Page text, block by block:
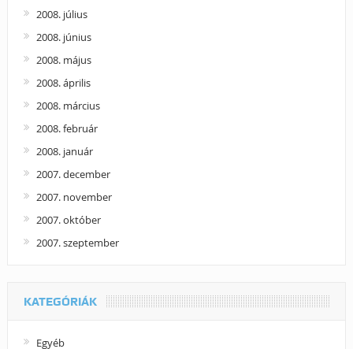
2008. július
2008. június
2008. május
2008. április
2008. március
2008. február
2008. január
2007. december
2007. november
2007. október
2007. szeptember
KATEGÓRIÁK
Egyéb